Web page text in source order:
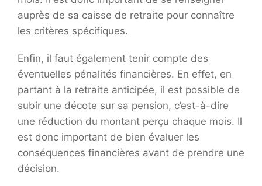
auprès de sa caisse de retraite pour connaître
les critères spécifiques.
Enfin, il faut également tenir compte des
éventuelles pénalités financières. En effet, en
partant à la retraite anticipée, il est possible de
subir une décote sur sa pension, c’est-à-dire
une réduction du montant perçu chaque mois. Il
est donc important de bien évaluer les
conséquences financières avant de prendre une
décision.